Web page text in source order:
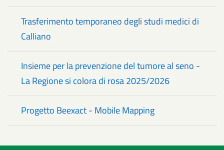
Trasferimento temporaneo degli studi medici di
Calliano
Insieme per la prevenzione del tumore al seno -
La Regione si colora di rosa 2025/2026
Progetto Beexact - Mobile Mapping